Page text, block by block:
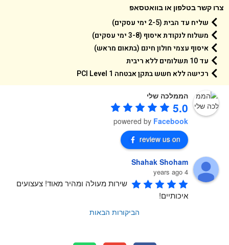
קשר בטלפון או בוואטסאפ
שליח עד הבית (2-5 ימי עסקים)
משלוח לנקודת איסוף (3-8 ימי עסקים)
איסוף עצמי חולון חינם (בתאום מראש)
עד 10 תשלומים ללא ריבית
רכישה ללא חשש בתקן אבטחה 1 PCI Level
הממלכה שלי
5.0
powered byFacebook
review us on
Shahak Shoham
4 years ago
שירות מעולה ומהיר מאוד! צעצועים
איכותיים!
הביקורות הבאות